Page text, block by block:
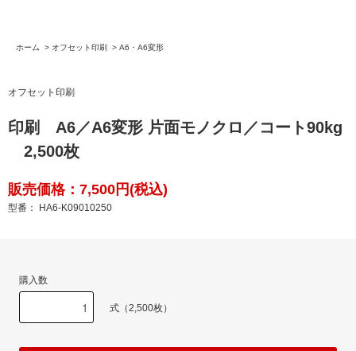
ホーム > オフセット印刷 > A6・A6変形
オフセット印刷
印刷 A6／A6変形 片面モノクロ／コート90kg
2,500枚
販売価格：7,500円(税込)
型番： HA6-K09010250
購入数
式（2,500枚）